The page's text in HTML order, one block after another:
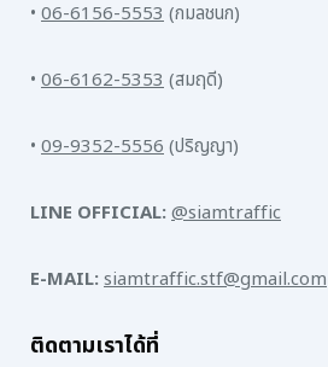
• 06-6156-5553(กมลชนก)
• 06-6162-5353(สมฤดี)
• 09-9352-5556(ปริญญา)
LINE OFFICIAL: @siamtraffic
E-MAIL: siamtraffic.stf@gmail.com
ติดตามเราได้ที่